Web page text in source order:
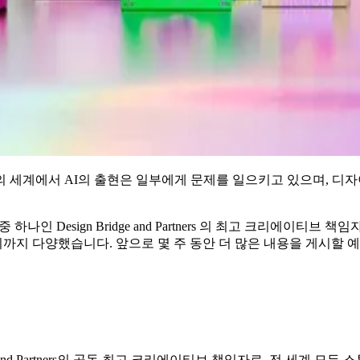
계에서 AI의 출현은 일부에게 문제를 일으키고 있으며, 디
하나인 Design Bridge and Partners 의 최고 크리에이티브 책
지 다양했습니다. 앞으로 몇 주 동안 더 많은 내용을 게시할